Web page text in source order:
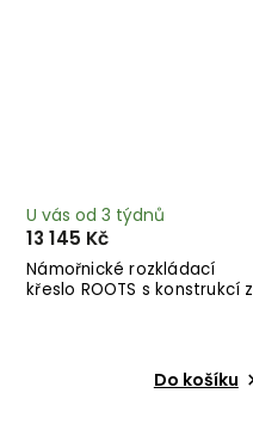
Námořnické rozkládací
křeslo ROOTS s konstrukcí z
U vás od 3 týdnů
13 145 Kč
Do košíku